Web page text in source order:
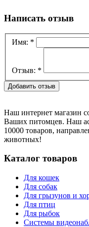
Написать отзыв
Имя: *
Отзыв: *
Наш интернет магазин
Ваших питомцев. Наш
10000 товаров,
животных!
Каталог товаров
Для кошек
Для собак
Для грызунов и
Для птиц
Для рыбок
Cистемы